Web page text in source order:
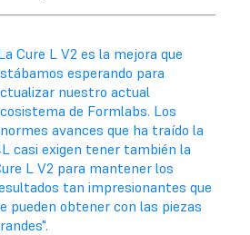
Cure L V2 es la mejora que
esperando para
nuestro actual
de Formlabs. Los
avances que ha traído la
casi exigen tener también la
L V2 para mantener los
tan impresionantes que
pueden obtener con las piezas